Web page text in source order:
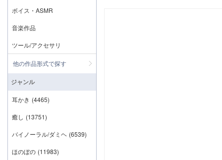
ボイス・ASMR
音楽作品
ツール/アクセサリ
他の作品形式で探す
ジャンル
耳かき (4465)
癒し (13751)
バイノーラル/ダミヘ (6539)
ほのぼの (11983)